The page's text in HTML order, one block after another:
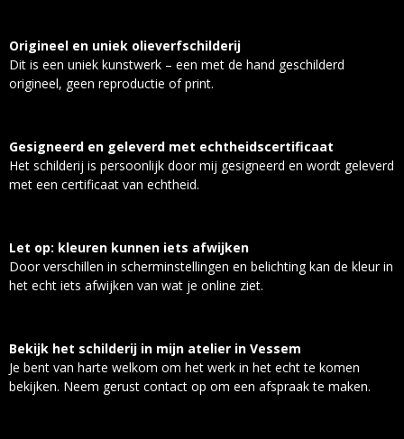
Origineel en uniek olieverfschilderij
Dit is een uniek kunstwerk – een met de hand geschilderd
origineel, geen reproductie of print.
Gesigneerd en geleverd met echtheidscertificaat
Het schilderij is persoonlijk door mij gesigneerd en wordt geleverd
met een certificaat van echtheid.
Let op: kleuren kunnen iets afwijken
Door verschillen in scherminstellingen en belichting kan de kleur in
het echt iets afwijken van wat je online ziet.
Bekijk het schilderij in mijn atelier in Vessem
Je bent van harte welkom om het werk in het echt te komen
bekijken. Neem gerust contact op om een afspraak te maken.